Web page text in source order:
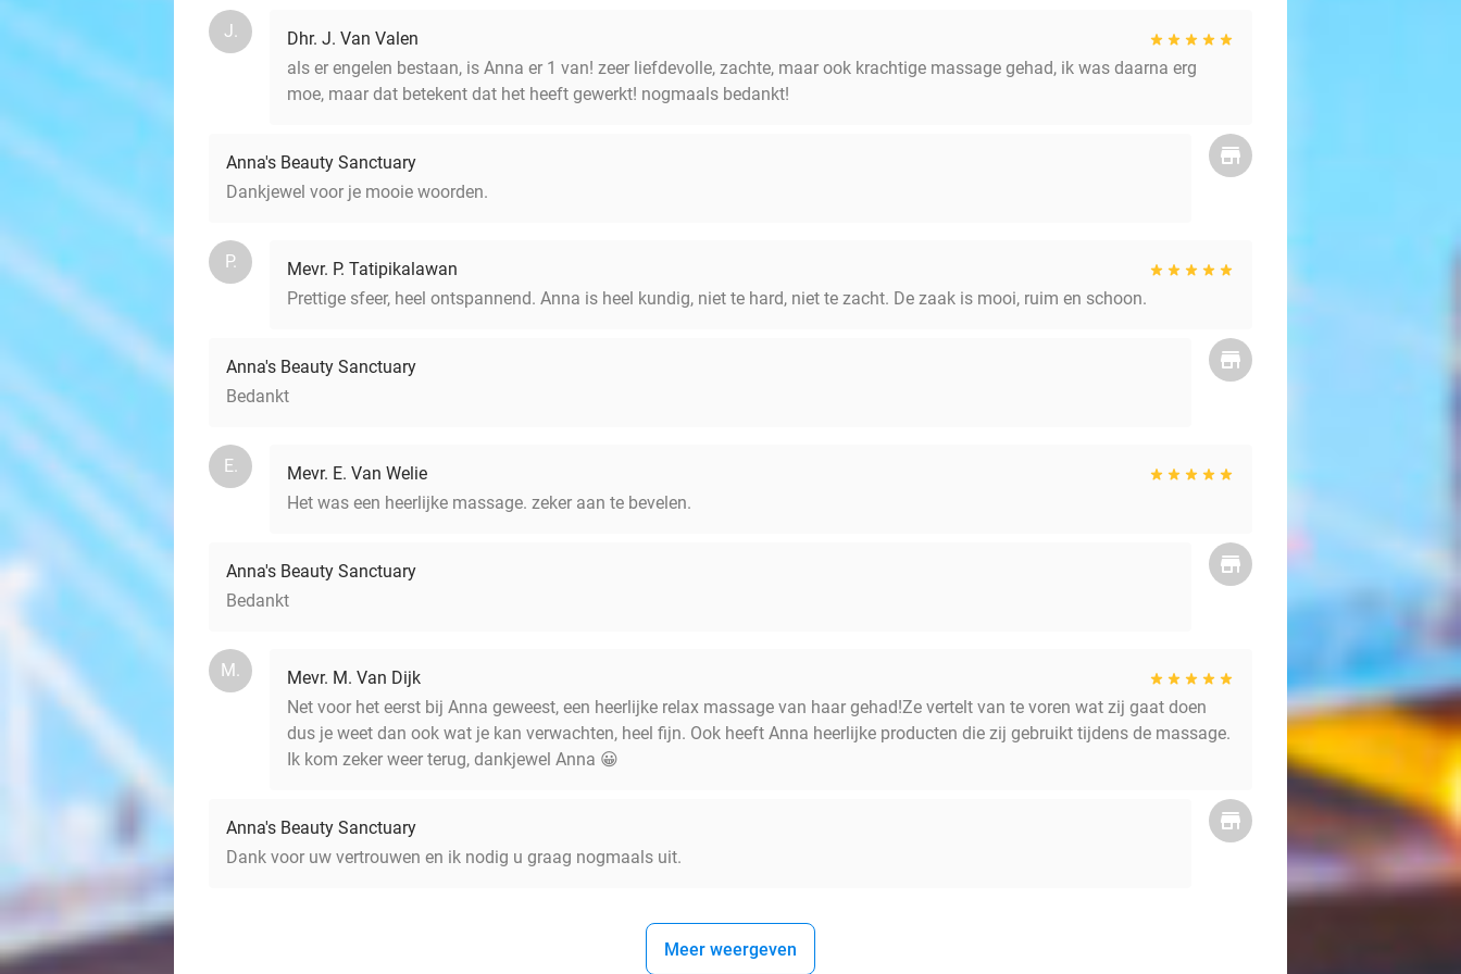
J.
Dhr. J. Van Valen
als er engelen bestaan, is Anna er 1 van! zeer liefdevolle, zachte, maar ook krachtige massage gehad, ik was daarna erg
moe, maar dat betekent dat het heeft gewerkt! nogmaals bedankt!
Anna's Beauty Sanctuary
Dankjewel voor je mooie woorden.
P.
Mevr. P. Tatipikalawan
Prettige sfeer, heel ontspannend. Anna is heel kundig, niet te hard, niet te zacht. De zaak is mooi, ruim en schoon.
Anna's Beauty Sanctuary
Bedankt
E.
Mevr. E. Van Welie
Het was een heerlijke massage. zeker aan te bevelen.
Anna's Beauty Sanctuary
Bedankt
M.
Mevr. M. Van Dijk
Net voor het eerst bij Anna geweest, een heerlijke relax massage van haar gehad!Ze vertelt van te voren wat zij gaat doen
dus je weet dan ook wat je kan verwachten, heel fijn. Ook heeft Anna heerlijke producten die zij gebruikt tijdens de massage.
Ik kom zeker weer terug, dankjewel Anna 😀
Anna's Beauty Sanctuary
Dank voor uw vertrouwen en ik nodig u graag nogmaals uit.
Meer weergeven